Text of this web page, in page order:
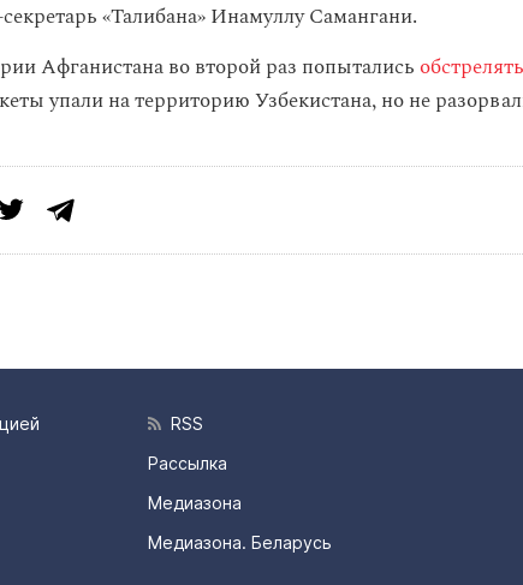
«Талибана» Инамуллу Самангани.
Афганистана во второй раз попытались обстрелять
упали на территорию Узбекистана, но не
RSS
Рассылка
Медиазона
Медиазона. Беларусь